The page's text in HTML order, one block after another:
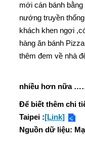
mới cán bánh
nướng truyền
khách khen ngợi
hàng ăn bánh
thêm đem về nhà
nhiều hơn nữa
Để biết thêm chi
Taipei :[Link]
Nguồn dữ liệu: